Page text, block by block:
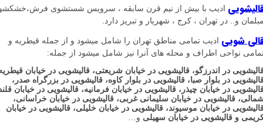
ادیب با بیش از نیم قرن سابقه ، سرویس شستشوی فرش،خشکشویی
و.. در تهران ، کرج ، شهریار و تبریز دارد.
شوییادیب تمامی مناطق تهران را شامل میشود و از جمله قیطریه و
نواحی اطراف و محله های آنرا نیز شامل میشود از جمله:
در اندرزگو ، قالیشویی در خیابان شریعتی، قالیشویی در خیابان قیطریه،
در بلوار صبا، قالیشویی در بلوار کاوه، قالیشویی در بزرگراه صدر،
در خیابان چیذر، قالیشویی در خیابان فرمانیه، قالیشویی در خیابان قلندری
قالیشویی در خیابان سلیمانی غربی، قالیشویی در خیابان خراسانی،
در خیابان موسیوند، قالیشویی در خیابان خلیلی، قالیشویی در خیابان
و قالیشویی در خیابان سهیلیو…